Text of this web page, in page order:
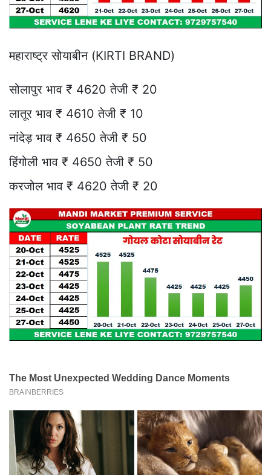
महाराष्ट्र सोयाबीन (KIRTI BRAND)
सोलापुर भाव ₹ 4620 तेजी ₹ 20
लातूर भाव ₹ 4610 तेजी ₹ 10
नांदेड़ भाव ₹ 4650 तेजी ₹ 50
हिंगोली भाव ₹ 4650 तेजी ₹ 50
करजोल भाव ₹ 4620 तेजी ₹ 20